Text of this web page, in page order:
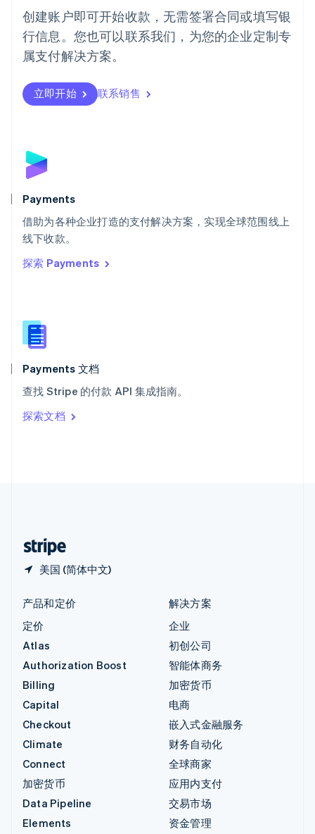
创建账户即可开始收款，无需签署合同或填写银
行信息。您也可以联系我们，为您的企业定制专
属支付解决方案。
立即开始 联系销售
Payments
借助为各种企业打造的支付解决方案，实现全球范围线上
线下收款。
探索 Payments
Payments 文档
查找 Stripe 的付款 API 集成指南。
探索文档
美国 (简体中文)
葡萄牙
Português English
日本
日本語English
瑞典
瑞士
DeutschFrançais
English
斯洛文尼亚
泰国
ไทยEnglish
希腊
English
西班牙
新西兰
English
匈牙利
English
ItalianoEnglish
印度
English
产品和定价
定价
Atlas
Authorization Boost
Billing
Capital
Checkout
Climate
Connect
加密货币
Data Pipeline
Elements
解决方案
企业
初创公司
智能体商务
加密货币
电商
嵌入式金融服务
财务自动化
全球商家
应用内支付
交易市场
资金管理